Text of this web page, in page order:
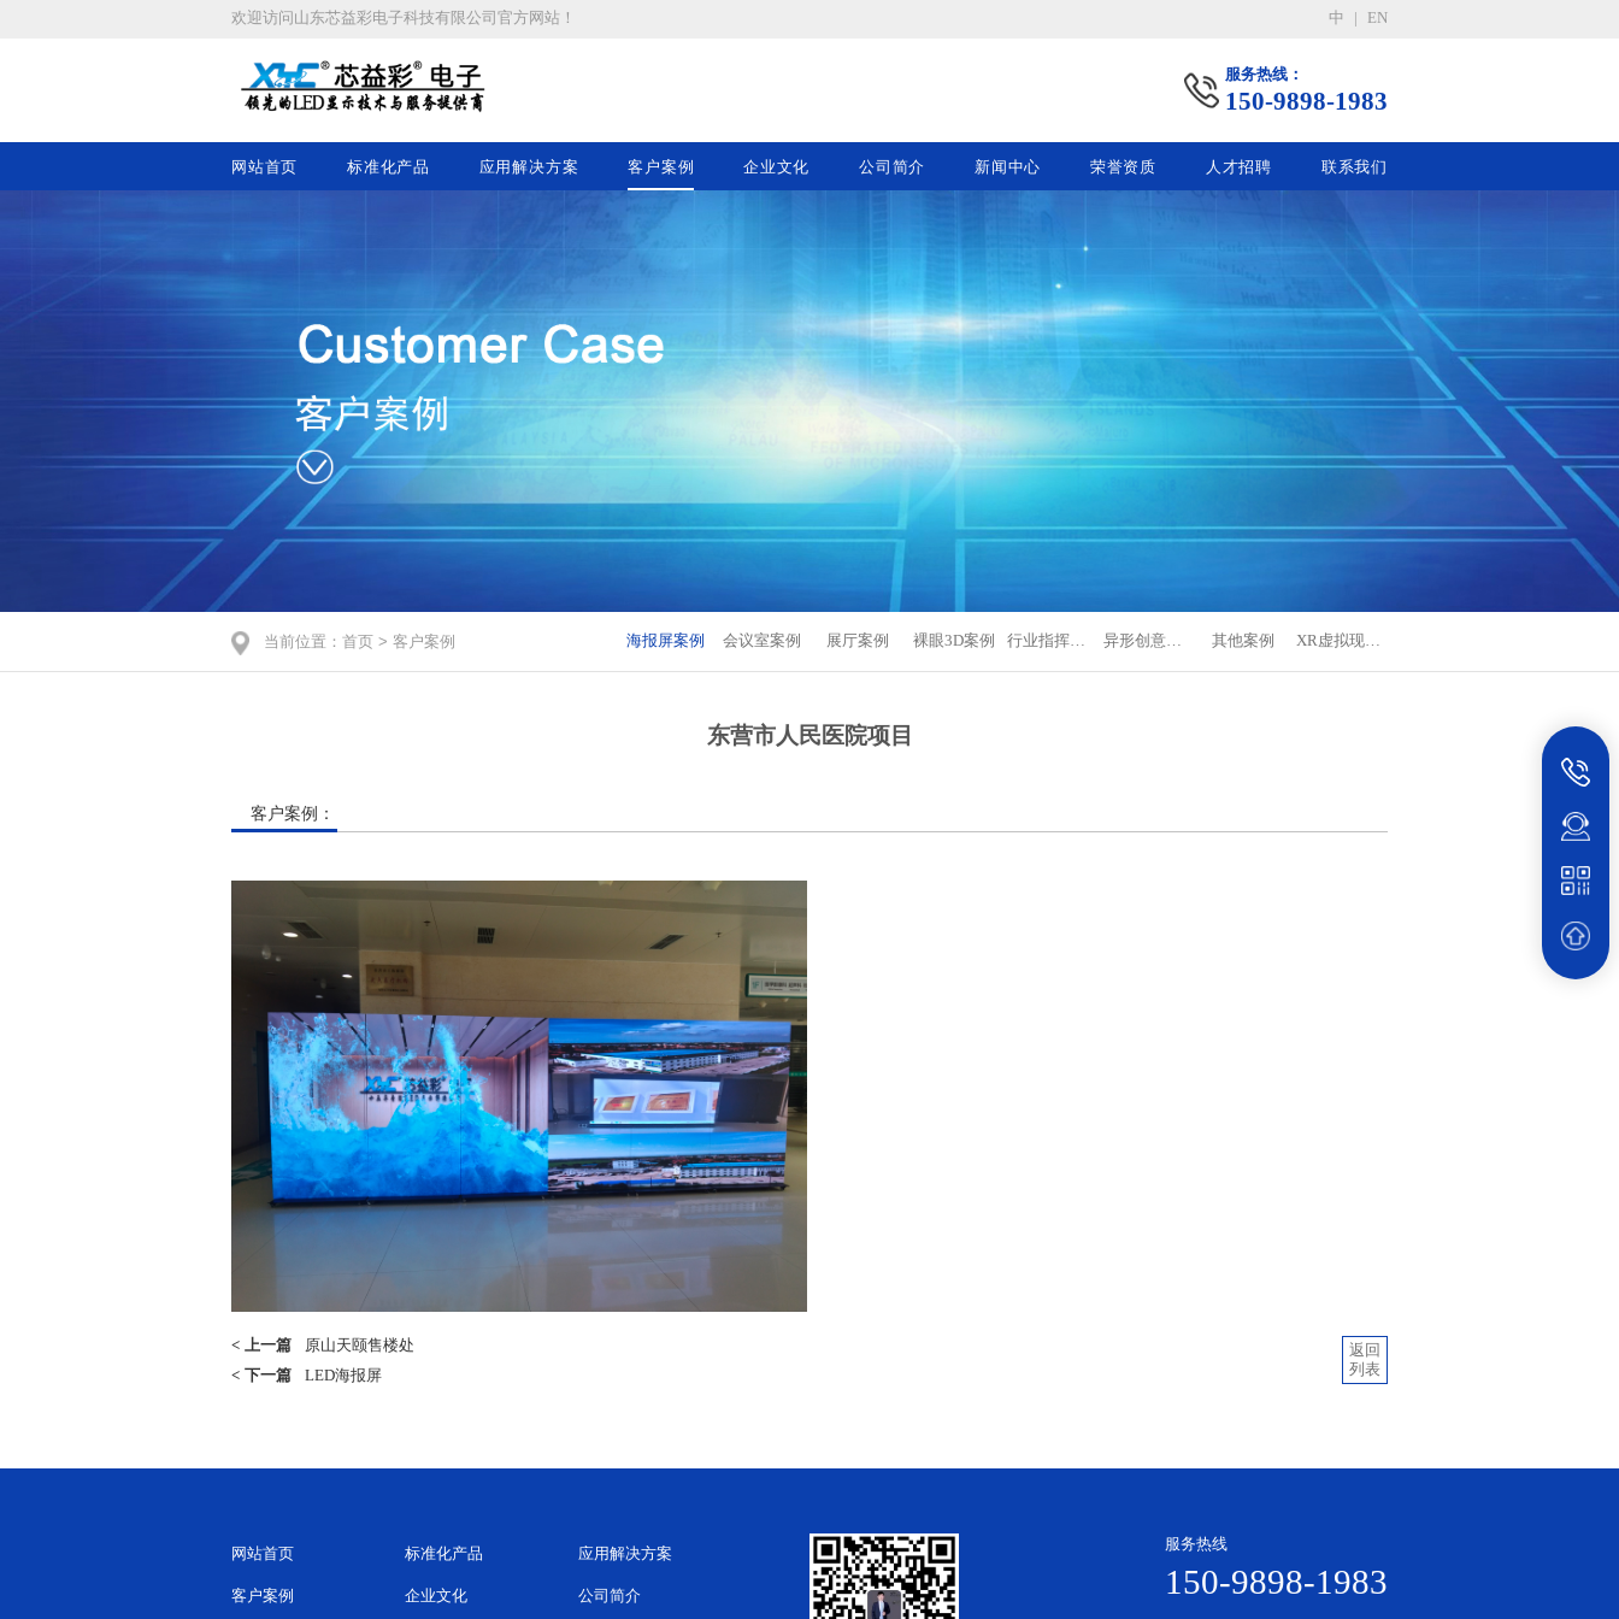
欢迎访问 山东芯益彩电子科技有限公司 官方网站 ！ 中 EN
服务热线：
150-9898-1983
网站首页 标准化产品 应用解决方案 客户案例 企业文化 公司简介 新闻中心 荣誉资质 人才招聘 联系我们
当前位置：首页 >客户案例 海报屏案例 会议室案例 展厅案例 裸眼3D案例 行业指挥中心案例 异形创意显示案例 其他案例 XR虚拟现实技术案例
东营市人民医院项目
客户案例：
< 上一篇
原山天颐售楼处
<
下一篇 LED海报屏
返回
列表
网站首页 标准化产品 应用解决方案
客户案例 企业文化 公司简介
服务热线
150-9898-1983